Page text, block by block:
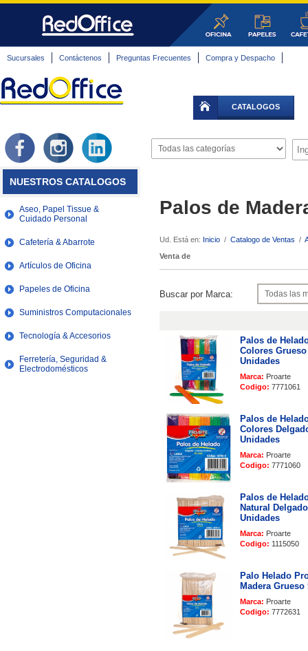
Sucursales Contáctenos Preguntas Frecuentes Compra y Despacho
CATALOGOS
NUESTROS CATALOGOS
Aseo, Papel Tissue &
Cuidado Personal
Cafetería & Abarrote
Artículos de Oficina
Papeles de Oficina
Suministros Computacionales
Tecnología & Accesorios
Ferretería, Seguridad &
Electrodomésticos
Palos de
Ud. Está en: Inicio / Catalogo de Ventas /
Venta de
Buscar por Marca:
Palos de
Colores Grueso
Unidades
Marca: Proarte
Codigo: 7771061
Palos de
Colores
Unidades
Marca: Proarte
Codigo: 7771060
Palos de
Natural
Unidades
Marca: Proarte
Codigo: 1115050
Palo Helado
Madera Grueso
Marca: Proarte
Codigo: 7772631